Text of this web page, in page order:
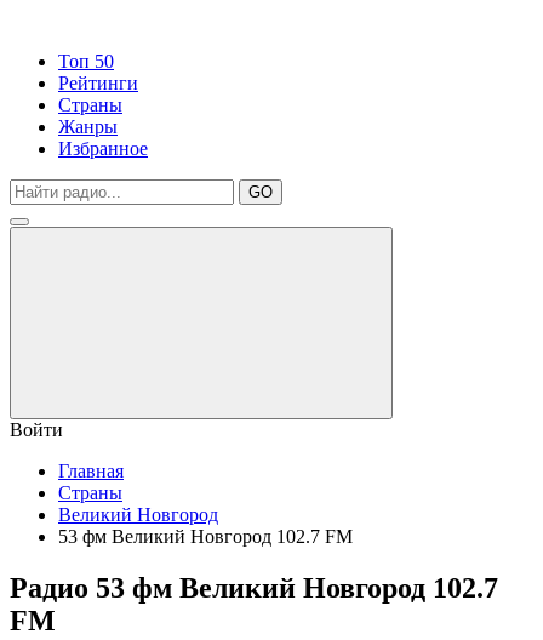
Топ 50
Рейтинги
Страны
Жанры
Избранное
GO
Войти
Главная
Страны
Великий Новгород
53 фм Великий Новгород 102.7 FM
Радио 53 фм Великий Новгород 102.7
FM